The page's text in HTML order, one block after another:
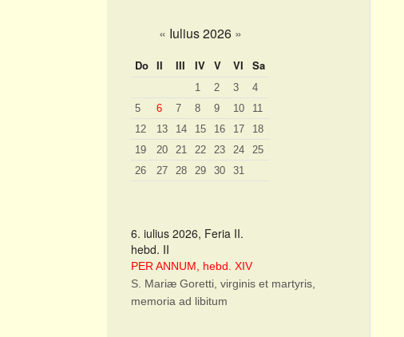
« Iulius 2026 »
Do II III IV V VI Sa
1 2 3
4
5
6 7 8 9 10
11
12
13 14 15 16 17
18
19
20 21 22 23 24
25
26
27 28 29 30 31
6. iulius 2026, Feria II.
hebd. II
PER ANNUM, hebd. XIV
S. Mariæ Goretti, virginis et martyris,
memoria ad libitum